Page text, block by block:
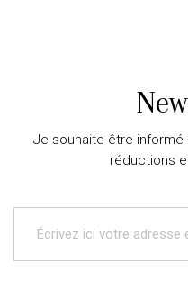
Je souhaite être
réductions